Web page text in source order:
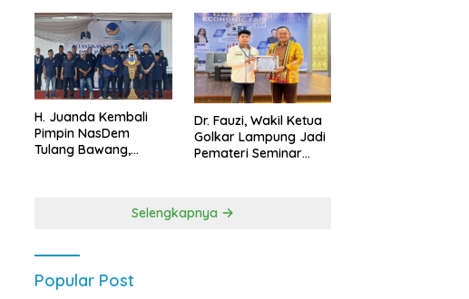
H. Juanda Kembali
Pimpin NasDem
Tulang Bawang,
Dr. Fauzi, Wakil Ketua
Golkar Lampung Jadi
Pemateri Seminar
Kebangsaan
Selengkapnya
Popular Post